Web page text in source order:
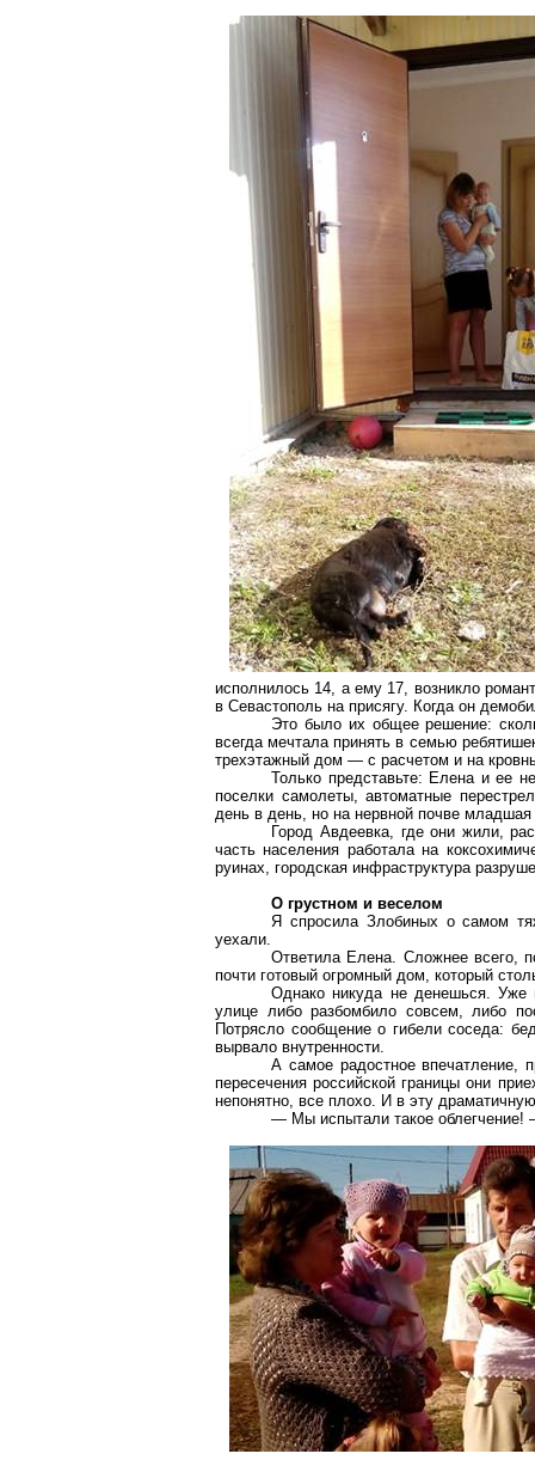
исполнилось 14, а ему 17, возникло
в Севастополь на присягу. Когда он
Это было их общее решение:
всегда мечтала принять в семью
трехэтажный дом — с расчетом и на
Только представьте: Елена и ее
поселки самолеты, автоматные
день в день, но на нер­вной почве
Город Авдеевка, где они жили,
часть населения работала на
руинах, городская инфраструктура
О грустном и веселом
Я спросила Злобиных о самом
уехали.
Ответила Елена. Сложнее всего,
почти готовый огромный дом, который
Однако никуда не денешься. Уже
улице либо разбомбило совсем, либо
Потрясло сообщение о гибели соседа:
вырвало внутренности.
А самое радостное впечатление,
пересечения российской границы они
непонятно, все плохо. И в эту
— Мы испытали такое облегчение!